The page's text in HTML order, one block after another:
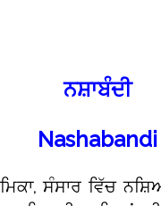
ਨਸ਼ਾਬੰਦੀ
Nashabandi
ਸੰਸਾਰ ਵਿੱਚ